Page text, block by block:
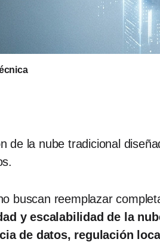
la nube tradicional
buscan reemplazar
y escalabilidad de la
de datos, regulación